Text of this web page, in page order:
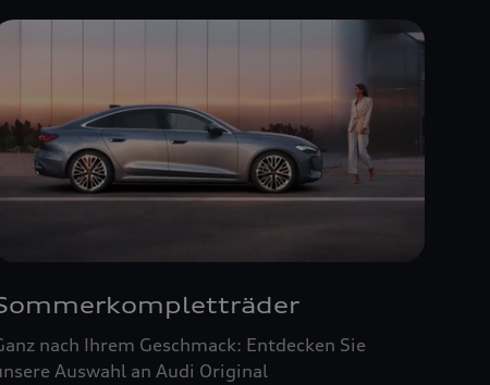
nach Ihrem Geschmack: Entdecken Sie
Auswahl an Audi Original